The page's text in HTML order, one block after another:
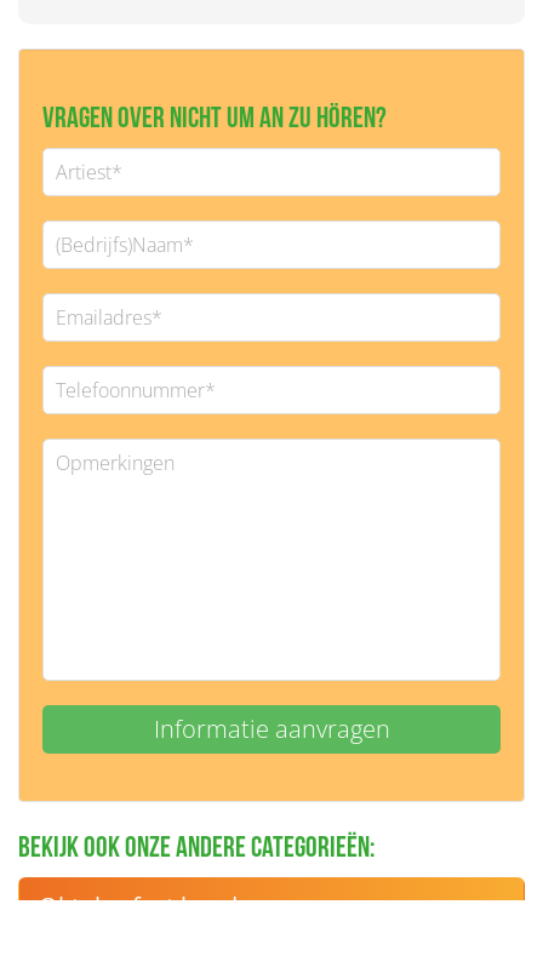
Vragen over Nicht Um An Zu Hören?
Bekijk ook onze andere categorieën:
Oktoberfest bands